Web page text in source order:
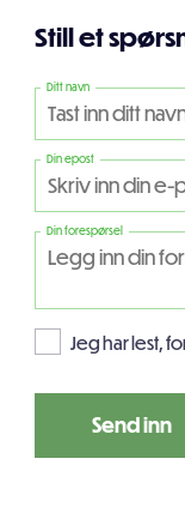
Still et
Ditt navn
Din epost
Din forespørsel
Jeg har lest,